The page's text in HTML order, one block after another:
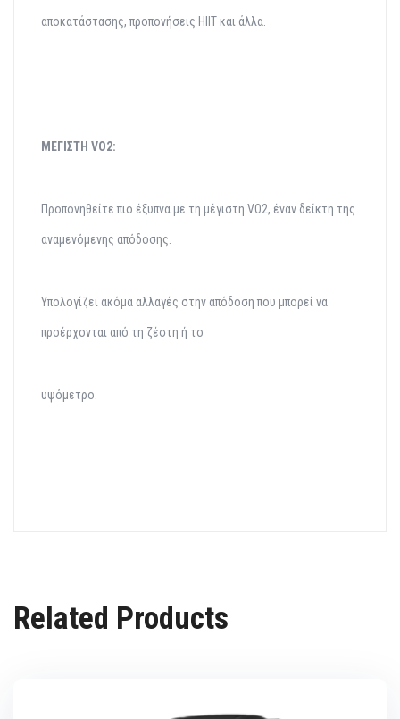
αποκατάστασης, προπονήσεις HIIT και άλλα.
ΜΕΓΙΣΤΗ VO2:
Προπονηθείτε πιο έξυπνα με τη μέγιστη VO2, έναν δείκτη της
αναμενόμενης απόδοσης.
Υπολογίζει ακόμα αλλαγές στην απόδοση που μπορεί να
προέρχονται από τη ζέστη ή το
υψόμετρο.
Related Products